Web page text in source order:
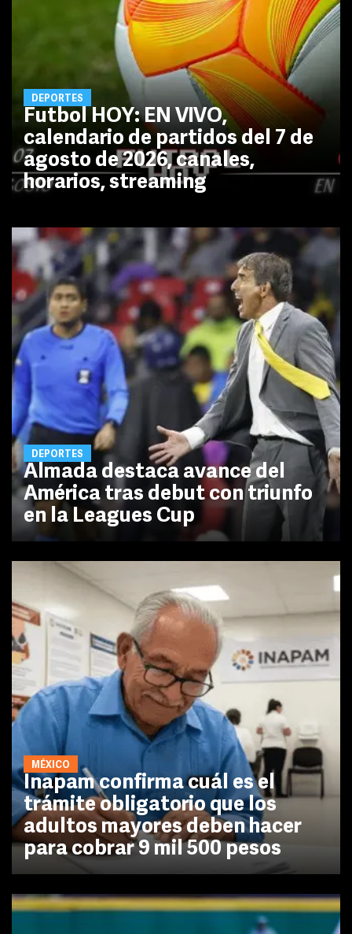
DEPORTES
Futbol HOY: EN VIVO,
calendario de partidos del 7 de
agosto de 2026, canales,
horarios, streaming
DEPORTES
Almada destaca avance del
América tras debut con triunfo
en la Leagues Cup
MÉXICO
Inapam confirma cuál es el
trámite obligatorio que los
adultos mayores deben hacer
para cobrar 9 mil 500 pesos